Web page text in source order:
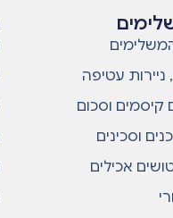
ניירות עטיפה
קיסמים וסכום
וסכינים
אכילים